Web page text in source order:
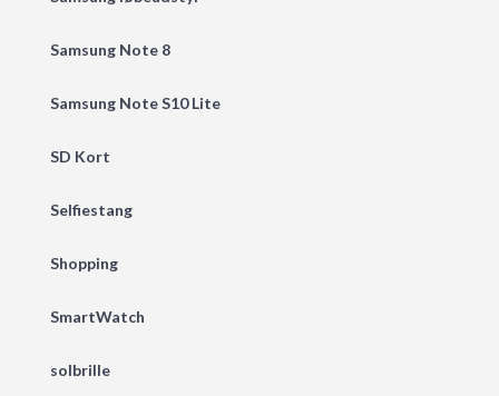
Samsung Note 8
Samsung Note S10 Lite
SD Kort
Selfiestang
Shopping
SmartWatch
solbrille